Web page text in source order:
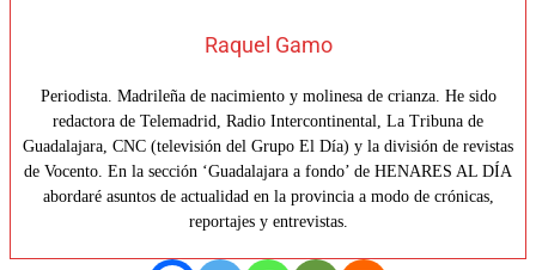
Raquel Gamo
Periodista. Madrileña de nacimiento y molinesa de crianza. He sido
redactora de Telemadrid, Radio Intercontinental, La Tribuna de
Guadalajara, CNC (televisión del Grupo El Día) y la división de revistas
de Vocento. En la sección ‘Guadalajara a fondo’ de HENARES AL DÍA
abordaré asuntos de actualidad en la provincia a modo de crónicas,
reportajes y entrevistas.